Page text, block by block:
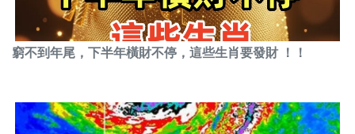
窮不到年尾，下半年橫財不停，這些生肖要發財 ！！